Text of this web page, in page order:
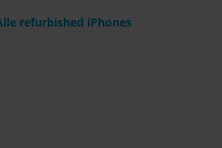
refurbished iPhones